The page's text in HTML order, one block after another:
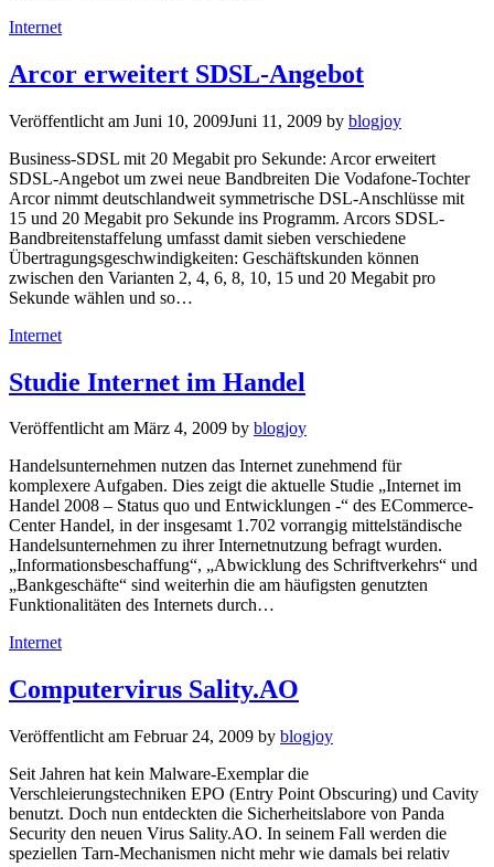
Kategorien
Internet
Arcor erweitert SDSL-Angebot
Veröffentlicht am Juni 10, 2009Juni 11, 2009 by blogjoy
Business-SDSL mit 20 Megabit pro Sekunde: Arcor erweitert
SDSL-Angebot um zwei neue Bandbreiten Die Vodafone-Tochter
Arcor nimmt deutschlandweit symmetrische DSL-Anschlüsse mit
15 und 20 Megabit pro Sekunde ins Programm. Arcors SDSL-
Bandbreitenstaffelung umfasst damit sieben verschiedene
Übertragungsgeschwindigkeiten: Geschäftskunden können
zwischen den Varianten 2, 4, 6, 8, 10, 15 und 20 Megabit pro
Sekunde wählen und so…
Kategorien
Internet
Studie Internet im Handel
Veröffentlicht am März 4, 2009 by blogjoy
Handelsunternehmen nutzen das Internet zunehmend für
komplexere Aufgaben. Dies zeigt die aktuelle Studie „Internet im
Handel 2008 – Status quo und Entwicklungen -“ des ECommerce-
Center Handel, in der insgesamt 1.702 vorrangig mittelständische
Handelsunternehmen zu ihrer Internetnutzung befragt wurden.
„Informationsbeschaffung“, „Abwicklung des Schriftverkehrs“ und
„Bankgeschäfte“ sind weiterhin die am häufigsten genutzten
Funktionalitäten des Internets durch…
Kategorien
Internet
Computervirus Sality.AO
Veröffentlicht am Februar 24, 2009 by blogjoy
Seit Jahren hat kein Malware-Exemplar die
Verschleierungstechniken EPO (Entry Point Obscuring) und Cavity
benutzt. Doch nun entdeckten die Sicherheitslabore von Panda
Security den neuen Virus Sality.AO. In seinem Fall werden die
speziellen Tarn-Mechanismen nicht mehr wie damals bei relativ